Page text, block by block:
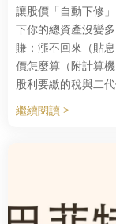
讓股價「自動下修
下你的總資產沒變
賺；漲不回來（貼
價怎麼算（附計算
股利要繳的稅與二
繼續閱讀 >